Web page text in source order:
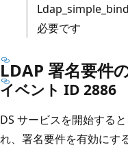
必要です
LDAP 署名要件
イベント ID 2886
DS サービスを開始する
れ、署名要件を有効にす